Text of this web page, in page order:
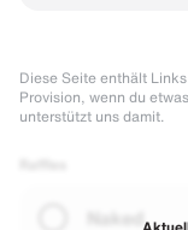
Diese Seite enthält
Provision, wenn du
unterstützt uns damit.
Naked